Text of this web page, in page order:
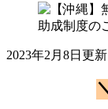
2023年2月8日更新